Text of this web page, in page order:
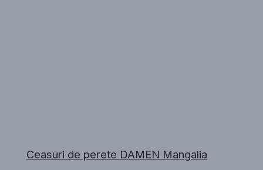
Ceasuri de perete DAMEN Mangalia